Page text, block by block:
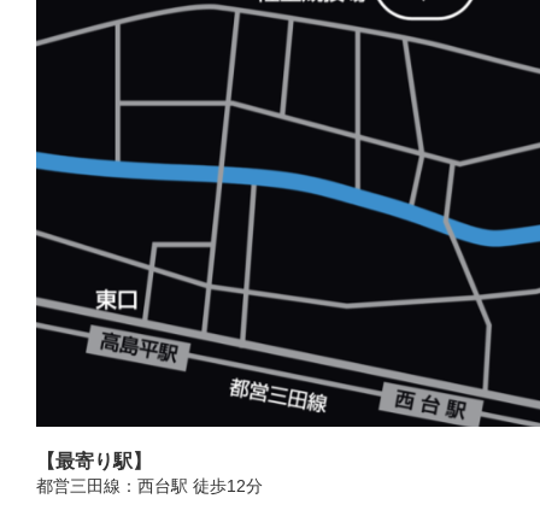
【最寄り駅】
都営三田線：西台駅 徒歩12分